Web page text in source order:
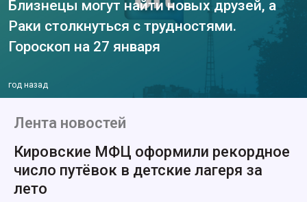
Близнецы могут найти новых друзей, а
Раки столкнуться с трудностями.
Гороскоп на 27 января
год назад
Лента новостей
Кировские МФЦ оформили рекордное
число путёвок в детские лагеря за
лето